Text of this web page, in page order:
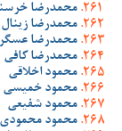
محمدرضا
محمدرضا
محمدرضا
محمدرضا کافی
محمود اخلاقی
محمود خمیسی
محمود شفیعی
محمود